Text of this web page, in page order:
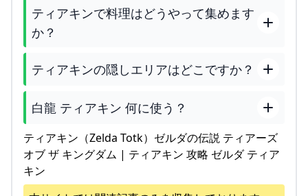
ティアキンで料理はどうやって集めます
か？
ティアキンの隠しエリアはどこですか？
白龍 ティアキン 何に使う？
ティアキン（Zelda Totk）ゼルダの伝説 ティアーズ
オブ ザ キングダム | ティアキン 攻略 ゼルダ ティア
キン